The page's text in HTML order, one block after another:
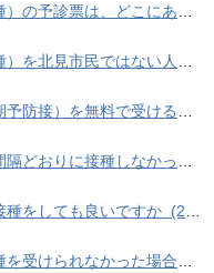
にあるのか知りたい (2026年06月22日)
で受けることができますか (2026年06月22日)
ることができますか (2026年06月22日)
場合について知りたい (2026年06月22日)
も良いですか (2026年06月22日)
合について知りたい (2026年06月22日)